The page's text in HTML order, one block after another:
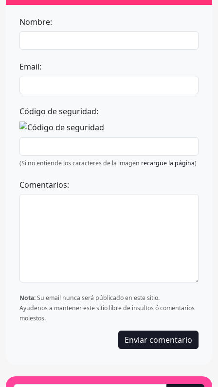
Nombre:
Email:
Código de seguridad:
(Si no entiende los caracteres de la imagen recargue la página)
Comentarios:
Nota:Su email nunca será públicado en este sitio.
Ayudenos a mantener este sitio libre de insultos ó comentarios
molestos.